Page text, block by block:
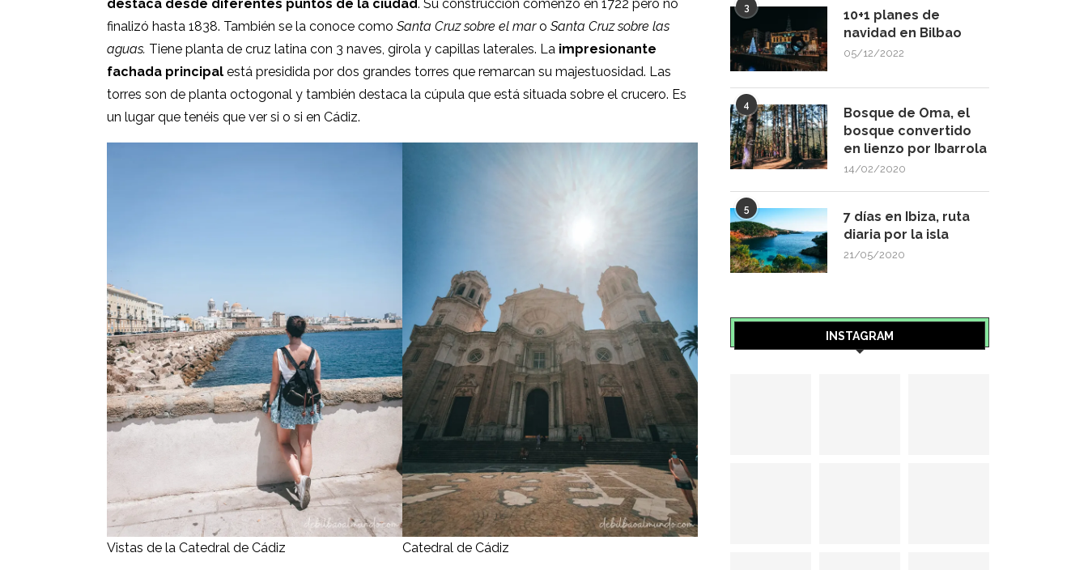
destaca desde diferentes puntos de la ciudad. Su construcción comenzó en 1722 pero no
finalizó hasta 1838. También se la conoce como Santa Cruz sobre el maro Santa Cruz sobre las
aguas. Tiene planta de cruz latina con 3 naves, girola y capillas laterales. La impresionante
fachada principal está presidida por dos grandes torres que remarcan su majestuosidad. Las
torres son de planta octogonal y también destaca la cúpula que está situada sobre el crucero. Es
un lugar que tenéis que ver si o si en Cádiz.
Vistas de la Catedral de Cádiz Catedral de Cádiz
3
10+1 planes de
navidad en Bilbao
05/12/2022
4
Bosque de Oma, el
bosque convertido
en lienzo por Ibarrola
14/02/2020
5
7 días en Ibiza, ruta
diaria por la isla
21/05/2020
INSTAGRAM